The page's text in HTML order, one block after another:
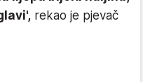
rekao je pjevač